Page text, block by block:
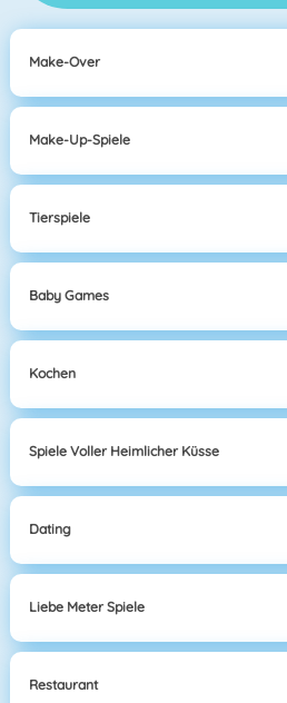
Make-Over
Make-Up-Spiele
Tierspiele
Baby Games
Kochen
Spiele Voller Heimlicher Küsse
Dating
Liebe Meter Spiele
Restaurant